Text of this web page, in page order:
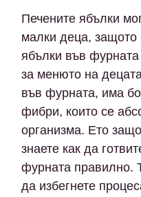
Печените ябълки
малки деца, защото
ябълки във
за менюто на
във фурната, има
фибри, които се
организма. Ето
знаете как да
фурната правилно.
да избегнете